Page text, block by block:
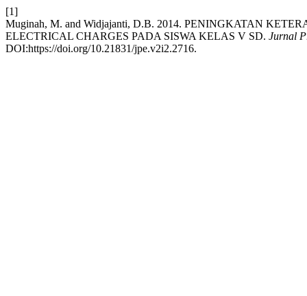
[1]
Muginah, M. and Widjajanti, D.B. 2014. PENINGKATAN
ELECTRICAL CHARGES PADA SISWA KELAS V SD. Jurnal
DOI:https://doi.org/10.21831/jpe.v2i2.2716.